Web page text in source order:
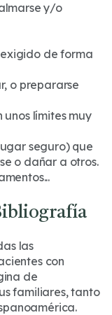
y/o
de forma
o prepararse
unos límites muy
seguro) que
o dañar a otros.
las
con
de
familiares, tanto